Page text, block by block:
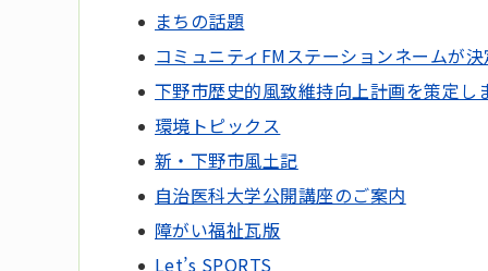
まちの話題
コミュニティFMステーションネームが決
下野市歴史的風致維持向上計画を策定し
環境トピックス
新・下野市風土記
自治医科大学公開講座のご案内
障がい福祉瓦版
Let’s SPORTS